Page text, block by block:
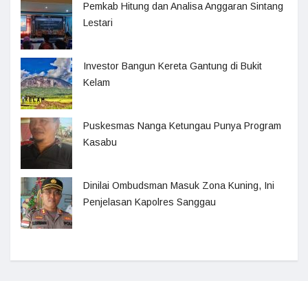
Pemkab Hitung dan Analisa Anggaran Sintang
Lestari
Investor Bangun Kereta Gantung di Bukit
Kelam
Puskesmas Nanga Ketungau Punya Program
Kasabu
Dinilai Ombudsman Masuk Zona Kuning, Ini
Penjelasan Kapolres Sanggau